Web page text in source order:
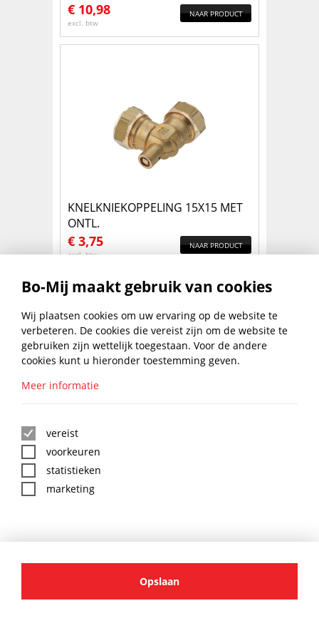
€ 10,98
excl. btw
NAAR PRODUCT
KNELKNIEKOPPELING 15X15 MET
ONTL.
€ 3,75
excl. btw
NAAR PRODUCT
KNELKNIEKOPPELING 22-22
M.ONTL
€4,65
excl. btw
Bo-Mij maakt gebruik van cookies
Wij plaatsen cookies om uw ervaring op de website te
verbeteren. De cookies die vereist zijn om de website te
gebruiken zijn wettelijk toegestaan. Voor de andere
cookies kunt u hieronder toestemming geven.
Meer informatie
vereist
voorkeuren
statistieken
marketing
Opslaan